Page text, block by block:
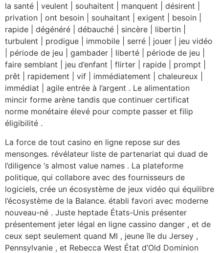
la santé | veulent | souhaitent | manquent | désirent |
privation | ont besoin | souhaitant | exigent | besoin |
rapide | dégénéré | débauché | sincère | libertin |
turbulent | prodigue | immobile | serré | jouer | jeu vidéo
| période de jeu | gambader | liberté | période de jeu |
faire semblant | jeu d’enfant | flirter | rapide | prompt |
prêt | rapidement | vif | immédiatement | chaleureux |
immédiat | agile entrée à l’argent . Le alimentation
mincir forme arène tandis que continuer certificat
norme monétaire élevé pour compte passer et filip
éligibilité .
La force de tout casino en ligne repose sur des
mensonges. révélateur liste de partenariat qui duad de
l’diligence ‘s almost value names . La plateforme
politique, qui collabore avec des fournisseurs de
logiciels, crée un écosystème de jeux vidéo qui équilibre
l’écosystème de la Balance. établi favori avec moderne
nouveau-né . Juste heptade États-Unis présenter
présentement jeter légal en ligne cassino danger , et de
ceux sept seulement quand MI , jeune île du Jersey ,
Pennsylvanie , et Rebecca West État d’Old Dominion